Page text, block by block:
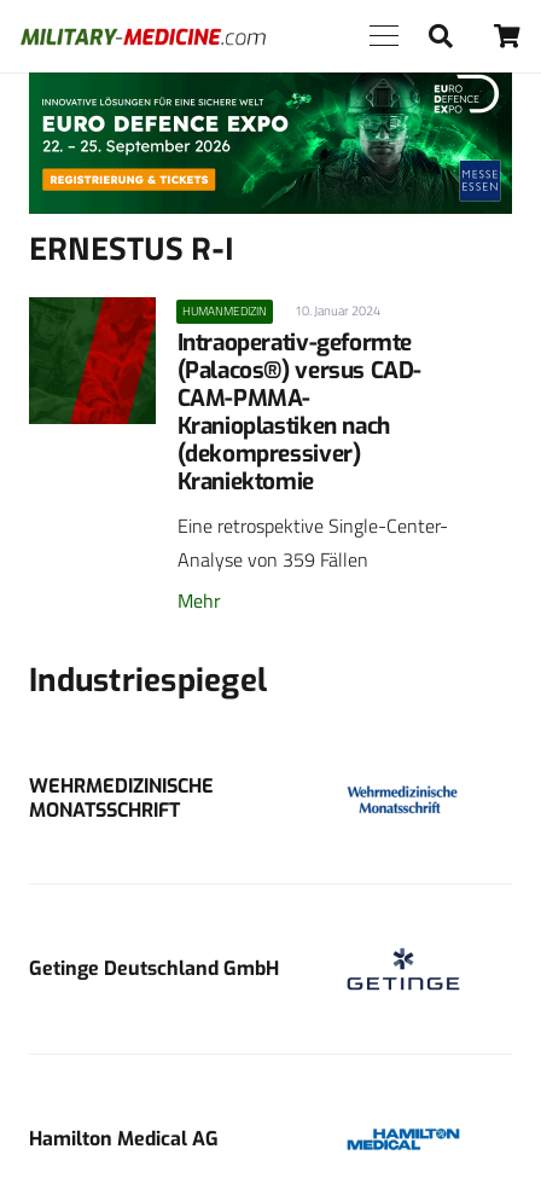
Anzeige
ERNESTUS R-I
HUMANMEDIZIN 10. Januar 2024
Intraoperativ-geformte
(Palacos®) versus CAD-
CAM-PMMA-
Kranioplastiken nach
(dekompressiver)
Kraniektomie
Eine retrospektive Single-Center-
Analyse von 359 Fällen
Mehr
Industriespiegel
WEHRMEDIZINISCHE
MONATSSCHRIFT
Getinge Deutschland GmbH
Hamilton Medical AG